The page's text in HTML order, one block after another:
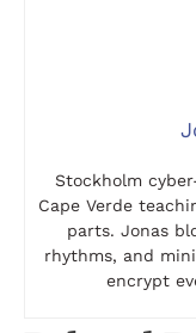
Stockholm
Cape Verde
parts. Jonas
rhythms, and
encrypt